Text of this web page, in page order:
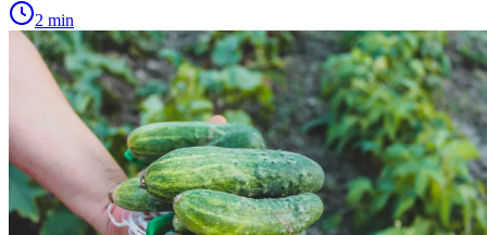
2 min